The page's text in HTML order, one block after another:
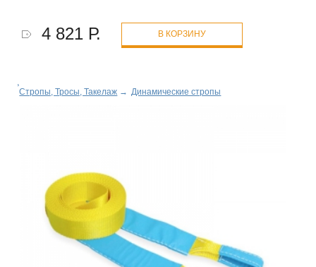
4 821 Р. В КОРЗИНУ
Стропы, Тросы, Такелаж → Динамические стропы